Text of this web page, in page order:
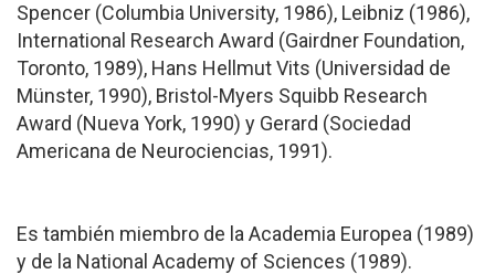
Spencer (Columbia University, 1986), Leibniz (1986),
International Research Award (Gairdner Foundation,
Toronto, 1989), Hans Hellmut Vits (Universidad de
Münster, 1990), Bristol-Myers Squibb Research
Award (Nueva York, 1990) y Gerard (Sociedad
Americana de Neurociencias, 1991).
Es también miembro de la Academia Europea (1989)
y de la National Academy of Sciences (1989).